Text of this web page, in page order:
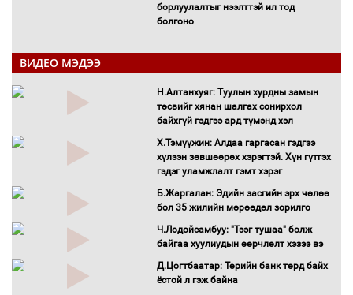
борлуулалтыг нээлттэй ил тод
болгоно
16 төрлийн эмийг нэг эх үүсвэрээс
худалдан авах журмыг баталлаа
Бүх шатанд хэмнэлтийн горимд
шилжиж, найр наадам, зөвлөгөөн,
гадаад томилолтыг хориглолоо
Сайд нар төсвөө хэрхэн зарцуулах вэ?
Засгийн газрын ээлжит хуралдаан
болж байна
Автомашинд улсын дугаарын тэгш,
сондгойгоор шатахуун олгоно
Бага орлоготой иргэдийн орлогод
татвар ногдуулахгүй байх эрх зүйн
ВИДЕО МЭДЭЭ
Н.Алтанхуяг: Туулын хурдны замын
төсвийг хянан шалгах сонирхол
байхгүй гэдгээ ард түмэнд хэл
Х.Тэмүүжин: Алдаа гаргасан гэдгээ
хүлээн зөвшөөрөх хэрэгтэй. Хүн гүтгэх
гэдэг уламжлалт гэмт хэрэг
Б.Жаргалан: Эдийн засгийн эрх чөлөө
бол 35 жилийн мөрөөдөл зорилго
Ч.Лодойсамбуу: "Тээг тушаа" болж
байгаа хуулиудын өөрчлөлт хэзээ вэ
Д.Цогтбаатар: Төрийн банк төрд байх
ёстой л гэж байна